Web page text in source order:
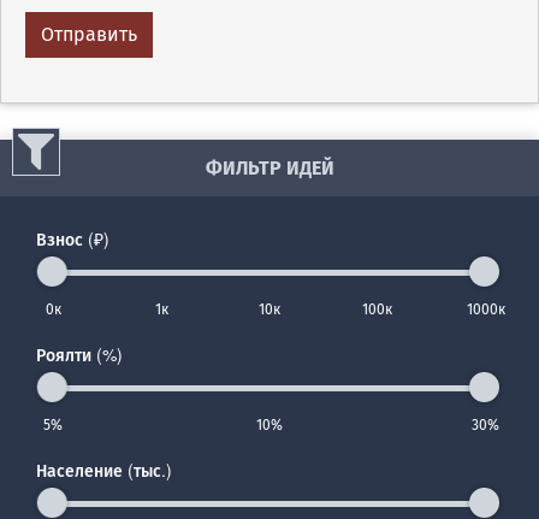
ФИЛЬТР ИДЕЙ
Взнос (₽)
0к 1к 10к 100к 1000к
Роялти (%)
5% 10% 30%
Население (тыс.)